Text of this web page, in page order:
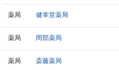
薬局 健幸堂薬局
薬局 岡部薬局
薬局 斎藤薬局